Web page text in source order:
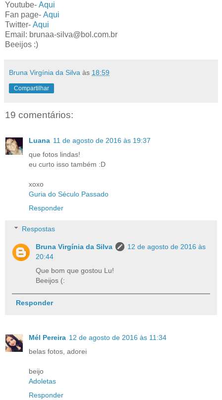
Youtube- Aqui
Fan page- Aqui
Twitter- Aqui
Email: brunaa-silva@bol.com.br
Beeijos :)
Bruna Virgínia da Silva às 18:59
Compartilhar
19 comentários:
Luana 11 de agosto de 2016 às 19:37
que fotos lindas!
eu curto isso também :D
xoxo
Guria do Século Passado
Responder
Respostas
Bruna Virgínia da Silva
12 de agosto de 2016 às
20:44
Que bom que gostou Lu!
Beeijos (:
Responder
Mél Pereira 12 de agosto de 2016 às 11:34
belas fotos, adorei
beijo
Adoletas
Responder